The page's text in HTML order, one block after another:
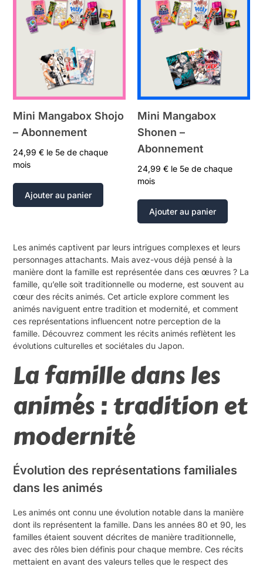
Mini Mangabox Shojo
– Abonnement
24,99€ le 5e de chaque
mois
Ajouter au panier
Mini Mangabox
Shonen –
Abonnement
24,99 € le 5e de chaque
mois
Ajouter au panier
Les animés captivent par leurs intrigues complexes et leurs
personnages attachants. Mais avez-vous déjà pensé à la
manière dont la famille est représentée dans ces œuvres ? La
famille, qu’elle soit traditionnelle ou moderne, est souvent au
cœur des récits animés. Cet article explore comment les
animés naviguent entre tradition et modernité, et comment
ces représentations influencent notre perception de la
famille. Découvrez comment les récits animés reflètent les
évolutions culturelles et sociétales du Japon.
La famille dans les
animés : tradition et
modernité
Évolution des représentations familiales
dans les animés
Les animés ont connu une évolution notable dans la manière
dont ils représentent la famille. Dans les années 80 et 90, les
familles étaient souvent décrites de manière traditionnelle,
avec des rôles bien définis pour chaque membre. Ces récits
mettaient en avant des valeurs telles que le respect des